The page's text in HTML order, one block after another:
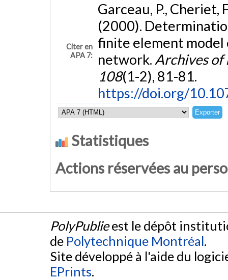
Citer en
APA 7:
Garceau, P., Cheriet,
(2000).
finite element
network. Archives of
108(1-2), 81-81.
https://doi.org/
Statistiques
Actions réservées au
PolyPublieest le dépôt
de Polytechnique Montréal.
Site développé à l'aide du
EPrints.